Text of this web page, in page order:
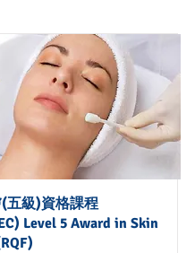
五級)資格課程
Level 5 Award in Skin